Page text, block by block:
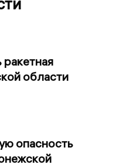
области
опасность